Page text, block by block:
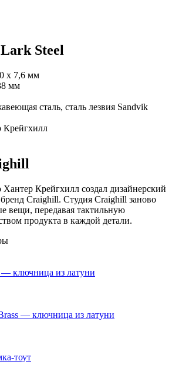
Steel
x 7,6 мм
мм
сталь, сталь лезвия Sandvik
Крейгхилл
Крейгхилл создал дизайнерский
Craighill. Студия Craighill заново
вещи, передавая тактильную
продукта в каждой детали.
— ключница из латуни
— ключница из латуни
тоут